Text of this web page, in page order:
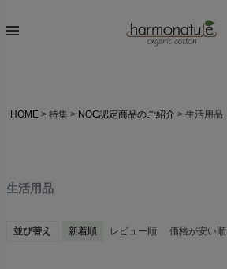
HOME 特集 NOC認定商品のご紹介 生活用品
生活用品
並び替え 新着順 レビュー順 価格が安い順